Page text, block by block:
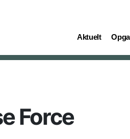
Aktuelt
(current)
Force